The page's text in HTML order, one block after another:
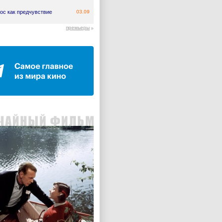
как предчувствие 03.09
премьеры